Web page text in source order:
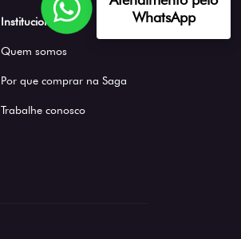
Institucional
Quem somos
Por que comprar na Saga
Trabalhe conosco
WhatsApp